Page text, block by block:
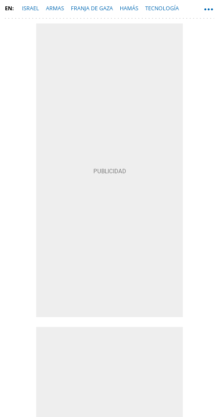
ISRAEL ARMAS FRANJA DE GAZA HAMÁS TECNOLOGÍA